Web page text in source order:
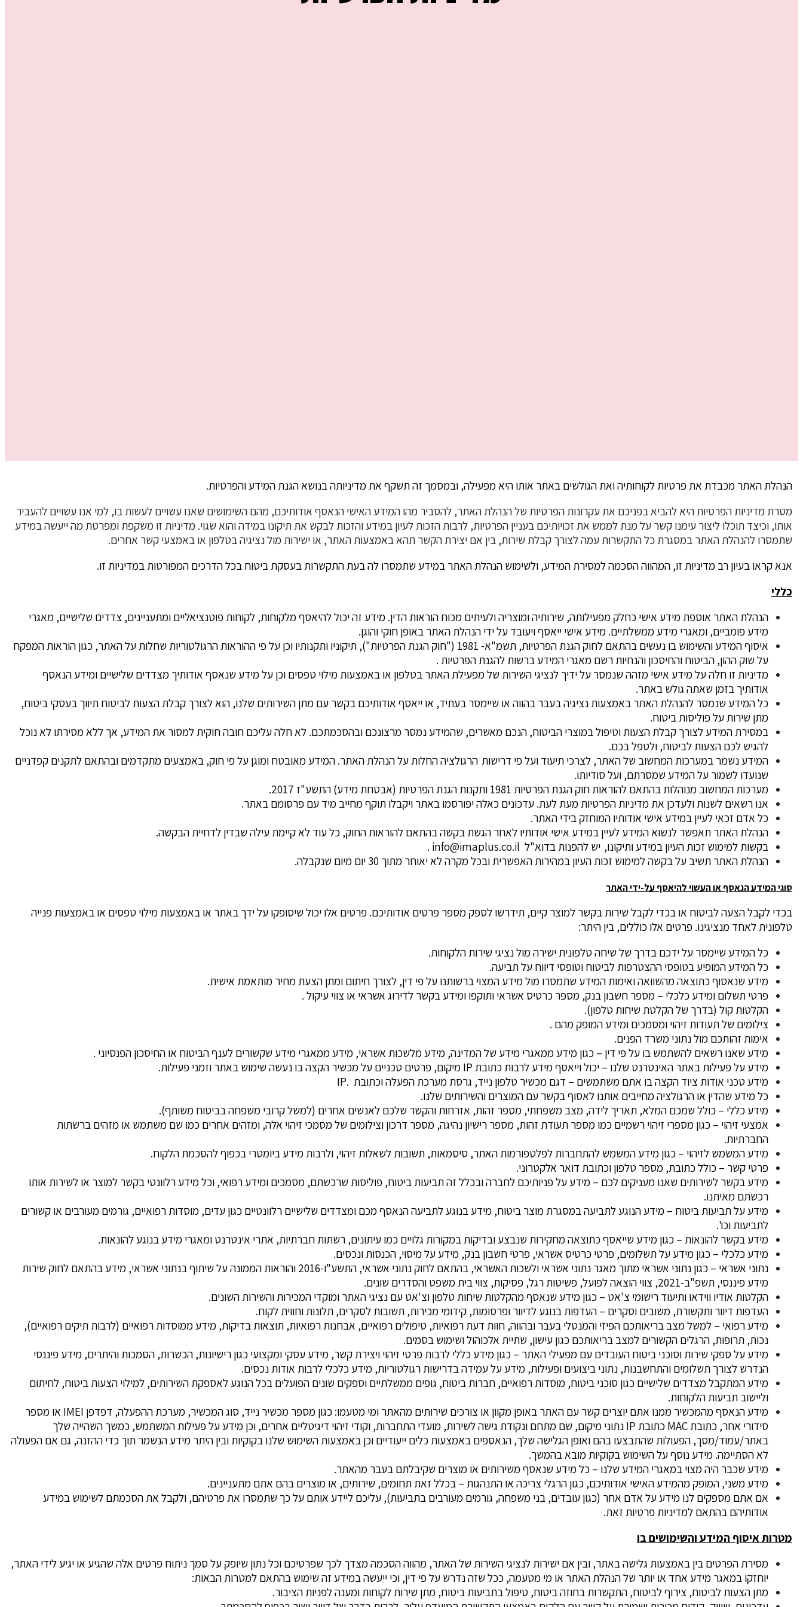
הנהלת האתר מכבדת את פרטיות לקוחותיה ואת הגולשים באתר אותו היא מפעילה, ובמסמך זה תשקף את מדיניותה בנושא הגנת המידע והפרטיות.
מטרת מדיניות הפרטיות היא להביא בפניכם את עקרונות הפרטיות של הנהלת האתר, להסביר מהו המידע האישי הנאסף אודותיכם, מהם השימושים שאנו עשויים לעשות בו, למי אנו עשויים להעביר
אותו, וכיצד תוכלו ליצור עימנו קשר על מנת לממש את זכויותיכם בעניין הפרטיות, לרבות הזכות לעיון במידע והזכות לבקש את תיקונו במידה והוא שגוי. מדיניות זו משקפת ומפרטת מה ייעשה במידע
שתמסרו להנהלת האתר במסגרת כל התקשרות עמה לצורך קבלת שירות, בין אם יצירת הקשר תהא באמצעות האתר, או ישירות מול נציגיה בטלפון או באמצעי קשר אחרים.
אנא קראו בעיון רב מדיניות זו, המהווה הסכמה למסירת המידע, ולשימוש הנהלת האתר במידע שתמסרו לה בעת התקשרות בעסקת ביטוח בכל הדרכים המפורטות במדיניות זו.
כללי
הנהלת האתר אוספת מידע אישי כחלק מפעילותה, שירותיה ומוצריה ולעיתים מכוח הוראות הדין. מידע זה יכול להיאסף מלקוחות, לקוחות פוטנציאליים ומתעניינים, צדדים שלישיים, מאגרי
מידע פומביים, ומאגרי מידע ממשלתיים. מידע אישי ייאסף ויעובד על ידי הנהלת האתר באופן חוקי והוגן.
איסוף המידע והשימוש בו נעשים בהתאם לחוק הגנת הפרטיות, תשמ"א- 1981 ("חוק הגנת הפרטיות"), תיקוניו ותקנותיו וכן על פי ההוראות הרגולטוריות שחלות על האתר, כגון הוראות המפקח
על שוק ההון, הביטוח והחיסכון והנחיות רשם מאגרי המידע ברשות להגנת הפרטיות .
מדיניות זו חלה על מידע אישי מזהה שנמסר על ידיך לנציגי השירות של מפעילת האתר בטלפון או באמצעות מילוי טפסים וכן על מידע שנאסף אודותיך מצדדים שלישיים ומידע הנאסף
אודותיך בזמן שאתה גולש באתר.
כל המידע שנמסר להנהלת האתר באמצעות נציגיה בעבר בהווה או שיימסר בעתיד, או ייאסף אודותיכם בקשר עם מתן השירותים שלנו, הוא לצורך קבלת הצעות לביטוח תיווך בעסקי ביטוח,
מתן שירות על פוליסות ביטוח.
במסירת המידע לצורך קבלת הצעות וטיפול במוצרי הביטוח, הנכם מאשרים, שהמידע נמסר מרצונכם ובהסכמתכם. לא חלה עליכם חובה חוקית למסור את המידע, אך ללא מסירתו לא נוכל
להגיש לכם הצעות לביטוח, ולטפל בכם.
המידע נשמר במערכות המחשוב של האתר, לצרכי תיעוד ועל פי דרישות הרגולציה החלות על הנהלת האתר. המידע מאובטח ומוגן על פי חוק, באמצעים מתקדמים ובהתאם לתקנים קפדניים
שנועדו לשמור על המידע שמסרתם, ועל סודיותו.
מערכות המחשוב מנוהלות בהתאם להוראות חוק הגנת הפרטיות 1981 ותקנות הגנת הפרטיות (אבטחת מידע) התשע"ז 2017.
אנו רשאים לשנות ולעדכן את מדיניות הפרטיות מעת לעת. עדכונים כאלה יפורסמו באתר ויקבלו תוקף מחייב מיד עם פרסומם באתר.
כל אדם זכאי לעיין במידע אישי אודותיו המוחזק בידי האתר.
הנהלת האתר תאפשר לנשוא המידע לעיין במידע אישי אודותיו לאחר הגשת בקשה בהתאם להוראות החוק, כל עוד לא קיימת עילה שבדין לדחיית הבקשה.
בקשות למימוש זכות העיון במידע ותיקונו, יש להפנות בדוא"ל info@imaplus.co.il
.
הנהלת האתר תשיב על בקשה למימוש זכות העיון במהירות האפשרית ובכל מקרה לא יאוחר מתוך 30 יום מיום שנקבלה.
סוגי המידע הנאסף או העשוי להיאסף על-ידי האתר
בכדי לקבל הצעה לביטוח או בכדי לקבל שירות בקשר למוצר קיים, תידרשו לספק מספר פרטים אודותיכם. פרטים אלו יכול שיסופקו על ידך באתר או באמצעות מילוי טפסים או באמצעות פנייה
טלפונית לאחד מנציגינו. פרטים אלו כוללים, בין היתר:
כל המידע שיימסר על ידכם בדרך של שיחה טלפונית ישירה מול נציגי שירות הלקוחות.
כל המידע המופיע בטופסי ההצטרפות לביטוח וטופסי דיווח על תביעה.
מידע שנאסוף כתוצאה מהשוואה ואימות המידע שתמסרו מול מידע המצוי ברשותנו על פי דין, לצורך חיתום ומתן הצעת מחיר מותאמת אישית.
פרטי תשלום ומידע כלכלי – מספר חשבון בנק, מספר כרטיס אשראי ותוקפו ומידע בקשר לדירוג אשראי או צווי עיקול .
הקלטות קול (בדרך של הקלטת שיחות טלפון).
צילומים של תעודות זיהוי ומסמכים ומידע המופק מהם .
אימות זהותכם מול נתוני משרד הפנים.
מידע שאנו רשאים להשתמש בו על פי דין – כגון מידע ממאגרי מידע של המדינה, מידע מלשכות אשראי, מידע ממאגרי מידע שקשורים לענף הביטוח או החיסכון הפנסיוני .
מידע על פעילות באתר האינטרנט שלנו – יכול וייאסף מידע לרבות כתובת IP מיקום, פרטים טכניים על מכשיר הקצה בו נעשה שימוש באתר וזמני פעילות.
מידע טכני אודות ציוד הקצה בו אתם משתמשים – דגם מכשיר טלפון נייד, גרסת מערכת הפעלה וכתובת .IP
כל מידע שהדין או הרגולציה מחייבים אותנו לאסוף בקשר עם המוצרים והשירותים שלנו.
מידע כללי – כולל שמכם המלא, תאריך לידה, מצב משפחתי, מספר זהות, אזרחות והקשר שלכם לאנשים אחרים (למשל קרובי משפחה בביטוח משותף).
אמצעי זיהוי – כגון מספרי זיהוי רשמיים כמו מספר תעודת זהות, מספר רישיון נהיגה, מספר דרכון וצילומים של מסמכי זיהוי אלה, ומזהים אחרים כמו שם משתמש או מזהים ברשתות
החברתיות.
מידע המשמש לזיהוי – כגון מידע המשמש להתחברות לפלטפורמות האתר, סיסמאות, תשובות לשאלות זיהוי, ולרבות מידע ביומטרי בכפוף להסכמת הלקוח.
פרטי קשר – כולל כתובת, מספר טלפון וכתובת דואר אלקטרוני.
מידע בקשר לשירותים שאנו מעניקים לכם – מידע על פניותיכם לחברה ובכלל זה תביעות ביטוח, פוליסות שרכשתם, מסמכים ומידע רפואי, וכל מידע רלוונטי בקשר למוצר או לשירות אותו
רכשתם מאיתנו.
מידע על תביעות ביטוח – מידע הנוגע לתביעה במסגרת מוצר ביטוח, מידע בנוגע לתביעה הנאסף מכם ומצדדים שלישיים רלוונטיים כגון עדים, מוסדות רפואיים, גורמים מעורבים או קשורים
לתביעות וכו'.
מידע בקשר להונאות – כגון מידע שייאסף כתוצאה מחקירות שנבצע ובדיקות במקורות גלויים כמו עיתונים, רשתות חברתיות, אתרי אינטרנט ומאגרי מידע בנוגע להונאות.
מידע כלכלי – כגון מידע על תשלומים, פרטי כרטיס אשראי, פרטי חשבון בנק, מידע על מיסוי, הכנסות ונכסים.
נתוני אשראי – כגון נתוני אשראי מתוך מאגר נתוני אשראי ולשכות האשראי, בהתאם לחוק נתוני אשראי, התשע"ו-2016 והוראות הממונה על שיתוף בנתוני אשראי, מידע בהתאם לחוק שירות
מידע פיננסי, תשפ"ב-2021, צווי הוצאה לפועל, פשיטות רגל, פסיקות, צווי בית משפט והסדרים שונים.
הקלטות אודיו ווידאו ותיעוד רישומי צ'אט – כגון מידע שנאסף מהקלטות שיחות טלפון וצ'אט עם נציגי האתר ומוקדי המכירות והשירות השונים.
העדפות דיוור ותקשורת, משובים וסקרים – העדפות בנוגע לדיוור ופרסומות, קידומי מכירות, תשובות לסקרים, תלונות וחווית לקוח.
מידע רפואי – למשל מצב בריאותכם הפיזי והמנטלי בעבר ובהווה, חוות דעת רפואיות, טיפולים רפואיים, אבחנות רפואיות, תוצאות בדיקות, מידע ממוסדות רפואיים (לרבות תיקים רפואיים),
נכות, תרופות, הרגלים הקשורים למצב בריאותכם כגון עישון, שתיית אלכוהול ושימוש בסמים.
מידע על ספקי שירות וסוכני ביטוח העובדים עם מפעילי האתר – כגון מידע כללי לרבות פרטי זיהוי ויצירת קשר, מידע עסקי ומקצועי כגון רישיונות, הכשרות, הסמכות והיתרים, מידע פיננסי
הנדרש לצורך תשלומים והתחשבנות, נתוני ביצועים ופעילות, מידע על עמידה בדרישות רגולטוריות, מידע כלכלי לרבות אודות נכסים.
מידע המתקבל מצדדים שלישיים כגון סוכני ביטוח, מוסדות רפואיים, חברות ביטוח, גופים ממשלתיים וספקים שונים הפועלים בכל הנוגע לאספקת השירותים, למילוי הצעות ביטוח, לחיתום
וליישוב תביעות הלקוחות.
מידע הנאסף מהמכשיר ממנו אתם יוצרים קשר עם האתר באופן מקוון או צורכים שירותים מהאתר ומי מטעמו: כגון מספר מכשיר נייד, סוג המכשיר, מערכת ההפעלה, דפדפן IMEI או מספר
סידורי אחר, כתובת MAC כתובת IP נתוני מיקום, שם מתחם ונקודת גישה לשירות, מועדי התחברות, וקודי זיהוי דיגיטליים אחרים, וכן מידע על פעילות המשתמש, כמשך השהייה שלך
באתר/עמוד/מסך, הפעולות שהתבצעו בהם ואופן הגלישה שלך, הנאספים באמצעות כלים ייעודיים וכן באמצעות השימוש שלנו בקוקיות ובין היתר מידע הנשמר תוך כדי ההזנה, גם אם הפעולה
לא הסתיימה. מידע נוסף על השימוש בקוקיות מובא בהמשך.
מידע שכבר היה מצוי במאגרי המידע שלנו – כל מידע שנאסף משירותים או מוצרים שקיבלתם בעבר מהאתר.
מידע משני, המופק מהמידע האישי אודותיכם, כגון הרגלי צריכה או התנהגות – בכלל זאת תחומים, שירותים, או מוצרים בהם אתם מתעניינים.
אם אתם מספקים לנו מידע על אדם אחר (כגון עובדים, בני משפחה, גורמים מעורבים בתביעות), עליכם ליידע אותם על כך שתמסרו את פרטיהם, ולקבל את הסכמתם לשימוש במידע
אודותיהם בהתאם למדיניות פרטיות זאת.
מטרות איסוף המידע והשימושים בו
מסירת הפרטים בין באמצעות גלישה באתר, ובין אם ישירות לנציגי השירות של האתר, מהווה הסכמה מצדך לכך שפרטיכם וכל נתון שיופק על סמך ניתוח פרטים אלה שהגיע או יגיע לידי האתר,
יוחזקו במאגר מידע אחד או יותר של הנהלת האתר או מי מטעמה, ככל שזה נדרש על פי דין, וכי ייעשה במידע זה שימוש בהתאם למטרות הבאות:
מתן הצעות לביטוח, צירוף לביטוח, התקשרות בחוזה ביטוח, טיפול בתביעות ביטוח, מתן שירות לקוחות ומענה לפניות הציבור.